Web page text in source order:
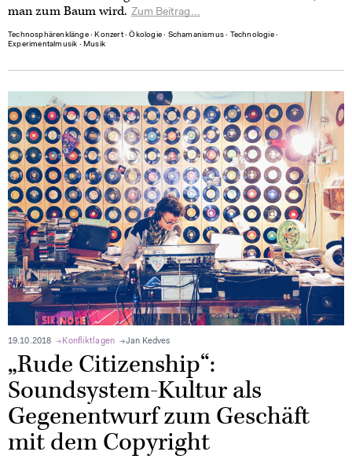
man zum Baum wird. Zum Beitrag...
Technosphärenklänge∙ Konzert∙Ökologie ∙ Schamanismus ∙ Technologie∙
Experimentalmusik ∙ Musik
19.10.2018 Konfliktlagen Jan Kedves
„Rude Citizenship“:
Soundsystem-Kultur als
Gegenentwurf zum Geschäft
mit dem Copyright